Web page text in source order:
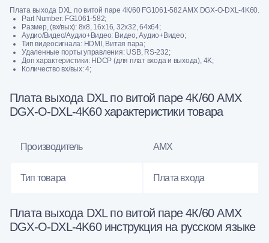
Плата выхода DXL по витой паре 4К/60 FG1061-582 AMX DGX-O-DXL-4K60.
Part Number: FG1061-582;
Размер, (вх/вых): 8х8, 16х16, 32х32, 64х64;
Аудио/Видео/Аудио+Видео: Видео, Аудио+Видео;
Тип видеосигнала: HDMI, Витая пара;
Удаленные порты управления: USB, RS-232;
Доп характеристики: HDCP (для плат входа и выхода), 4K;
Количество вх/вых: 4;
Плата выхода DXL по витой паре 4К/60 AMX
DGX-O-DXL-4K60 характеристики товара
Производитель AMX
Тип товара Плата входа
Плата выхода DXL по витой паре 4К/60 AMX
DGX-O-DXL-4K60 инструкция на русском языке